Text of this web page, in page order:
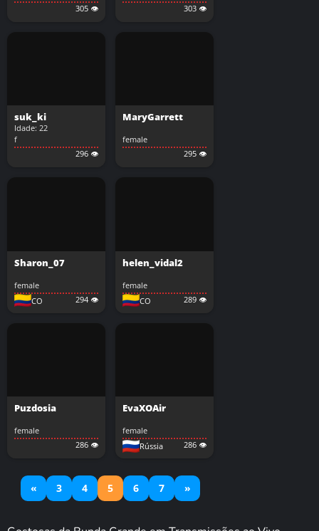
305 👁️
303 👁️
suk_ki
Idade: 22
f
296 👁️
MaryGarrett
female
295 👁️
Sharon_07
female
CO
294 👁️
helen_vidal2
female
CO
289 👁️
Puzdosia
female
286 👁️
EvaXOAir
female
Rússia
286 👁️
« 3 4 5 6 7 »